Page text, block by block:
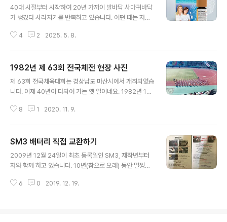
승용차를 구입하였습니다. 지난 설날 연휴 기간에 광주까
지가서 차를 인수해왔습니다. 설날 연휴기간이라 자동차등
나고 인터넷으로 했습니다.(직거래 하시는 분들 인터넷 이
40대 시절부터 시작하여 20년 가까이 발바닥 사마귀바닥
가 생겼다 사라지기를 반복하고 있습니다. 어떤 때는 저절
어진 일도 있었습니다. 한 번은 피부과에서 레이저 치료를
데...... 시간이 지날수록 점점 크지면 등산이나 트레킹을 할
때 통증이 느껴지기도 합니다. 저 역시 몇 년 동안 큰 불편
없이 사마귀와 함께 지냈는데, 작년 가을부터 딱딱해진 사
검색을 통해 이런 저런 치료법을 찾아보다가 독일에서 판
4 2 2025. 5. 8.
1982년 제 63회 전국체전 현장 사진
제 63회 전국체육대회는 경상남도 마산시에서 개최되었습
니다. 이제 40년이 다되어 가는 옛 일이네요. 1982년 10
회에는 27개 종목 1만 6464명의 선수단이 참가하였습니
내어 기록 삼아 공유합니다. 제 기억으로 제가 찍은 사진은
전국체육대회 개막식 최종 예행 연습 사진입니다. 14일 개
막식을 하루 앞두고 실감나는 개회식 연습을 위하여 당시
으로 기억됩니다. 저도 제가 이런 사진을 찍었다는 사실조
8 1 2020. 11. 9.
SM3 배터리 직접 교환하기
2009년 12월 24일이 최초 등록일인 SM3, 재작년부터
저와 함께 하고 있습니다. 10년(참으로 오래) 동안 멀쩡했
번에 걸리지 않고 시동 버튼을 두 번씩 눌러야 시동이 걸리
6 0 2019. 12. 19.